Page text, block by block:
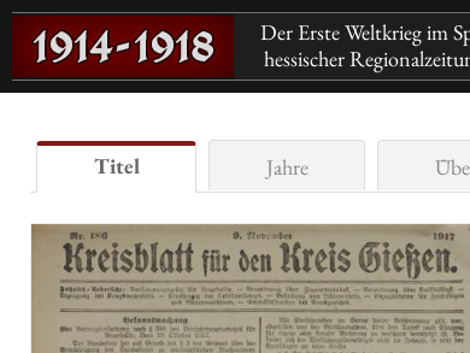
Der Erste Weltkrieg im
hessischer
Titel Jahre